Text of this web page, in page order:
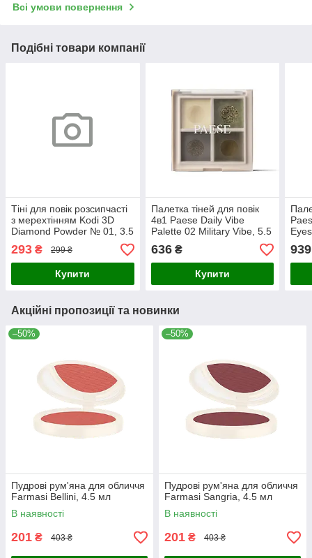
Всі умови повернення
Подібні товари компанії
Тіні для повік розсипчасті
з мерехтінням Kodi 3D
Diamond Powder № 01, 3.5
г
293 ₴ 299 ₴
Купити
Палетка тіней для повік
4в1 Paese Daily Vibe
Palette 02 Military Vibe, 5.5
г
636₴
Купити
939
Акційні пропозиції та новинки
–50%
Пудрові рум'яна для обличчя
Farmasi Bellini, 4.5 мл
В наявності
201 ₴ 403 ₴
–50%
Пудрові рум'яна для обличчя
Farmasi Sangria, 4.5 мл
В наявності
201 ₴ 403 ₴